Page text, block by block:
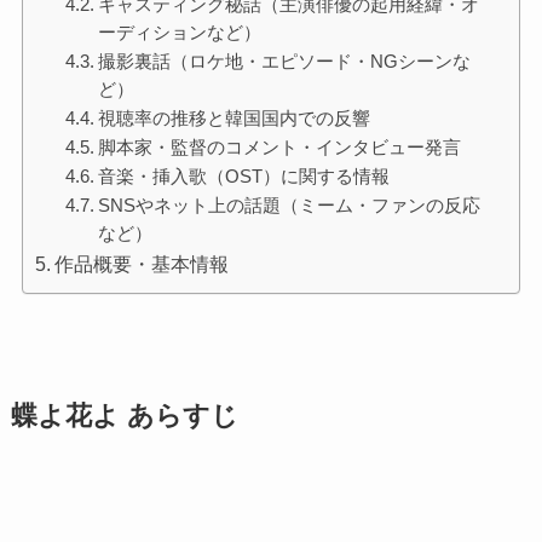
キャスティング秘話（主演俳優の起用経緯・オ
ーディションなど）
撮影裏話（ロケ地・エピソード・NGシーンな
ど）
視聴率の推移と韓国国内での反響
脚本家・監督のコメント・インタビュー発言
音楽・挿入歌（OST）に関する情報
SNSやネット上の話題（ミーム・ファンの反応
など）
作品概要・基本情報
蝶よ花よ あらすじ